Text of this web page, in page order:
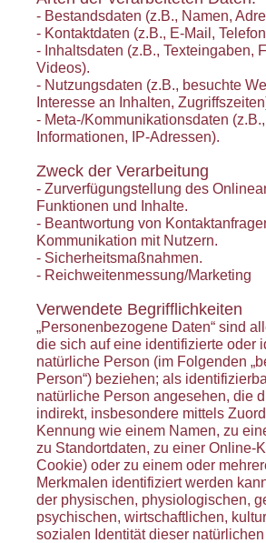
- Bestandsdaten (z.B., Namen,
- Kontaktdaten (z.B., E-Mail,
- Inhaltsdaten (z.B., Texteingaben,
Videos).
- Nutzungsdaten (z.B., besuchte
Interesse an Inhalten,
- Meta-/Kommunikationsdaten
Informationen, IP-Adressen).
Zweck der Verarbeitung
- Zurverfügungstellung des
Funktionen und Inhalte.
- Beantwortung von
Kommunikation mit Nutzern.
- Sicherheitsmaßnahmen.
- Reichweitenmessung/Marketing
Verwendete Begrifflichkeiten
„Personenbezogene Daten“ sind
die sich auf eine identifizierte oder
natürliche Person (im Folgenden
Person“) beziehen; als
natürliche Person angesehen, die
indirekt, insbesondere mittels
Kennung wie einem Namen, zu
zu Standortdaten, zu einer Online-
Cookie) oder zu einem oder
Merkmalen identifiziert werden
der physischen, physiologischen,
psychischen, wirtschaftlichen,
sozialen Identität dieser